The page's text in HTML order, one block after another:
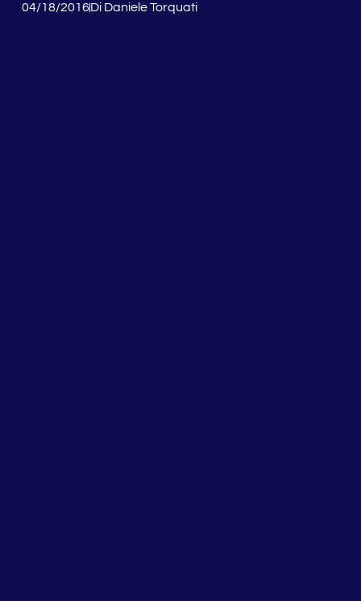
04/18/2016DiDaniele Torquati